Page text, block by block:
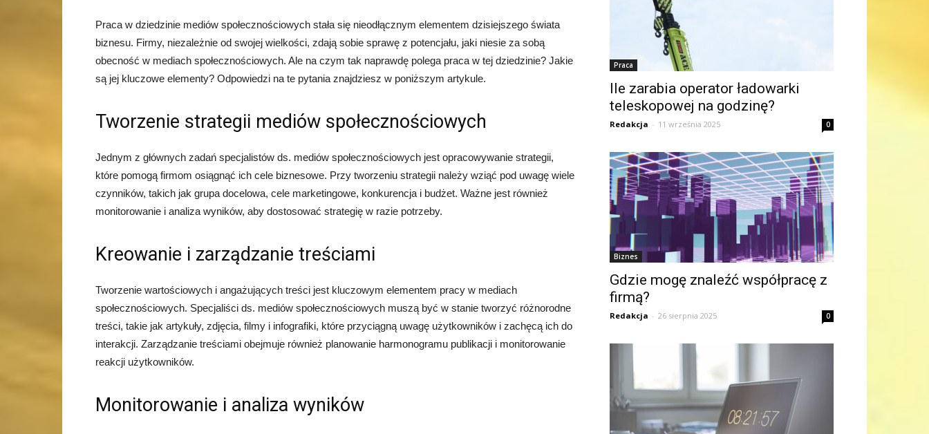
Praca w dziedzinie mediów społecznościowych stała się nieodłącznym elementem dzisiejszego świata
biznesu. Firmy, niezależnie od swojej wielkości, zdają sobie sprawę z potencjału, jaki niesie za sobą
obecność w mediach społecznościowych. Ale na czym tak naprawdę polega praca w tej dziedzinie? Jakie
są jej kluczowe elementy? Odpowiedzi na te pytania znajdziesz w poniższym artykule.
Tworzenie strategii mediów społecznościowych
Jednym z głównych zadań specjalistów ds. mediów społecznościowych jest opracowywanie strategii,
które pomogą firmom osiągnąć ich cele biznesowe. Przy tworzeniu strategii należy wziąć pod uwagę wiele
czynników, takich jak grupa docelowa, cele marketingowe, konkurencja i budżet. Ważne jest również
monitorowanie i analiza wyników, aby dostosować strategię w razie potrzeby.
Kreowanie i zarządzanie treściami
Tworzenie wartościowych i angażujących treści jest kluczowym elementem pracy w mediach
społecznościowych. Specjaliści ds. mediów społecznościowych muszą być w stanie tworzyć różnorodne
treści, takie jak artykuły, zdjęcia, filmy i infografiki, które przyciągną uwagę użytkowników i zachęcą ich do
interakcji. Zarządzanie treściami obejmuje również planowanie harmonogramu publikacji i monitorowanie
reakcji użytkowników.
Monitorowanie i analiza wyników
Praca
Ile zarabia operator ładowarki
teleskopowej na godzinę?
Redakcja - 11 września 2025 0
Biznes
Gdzie mogę znaleźć współpracę z
firmą?
Redakcja - 26 sierpnia 2025 0